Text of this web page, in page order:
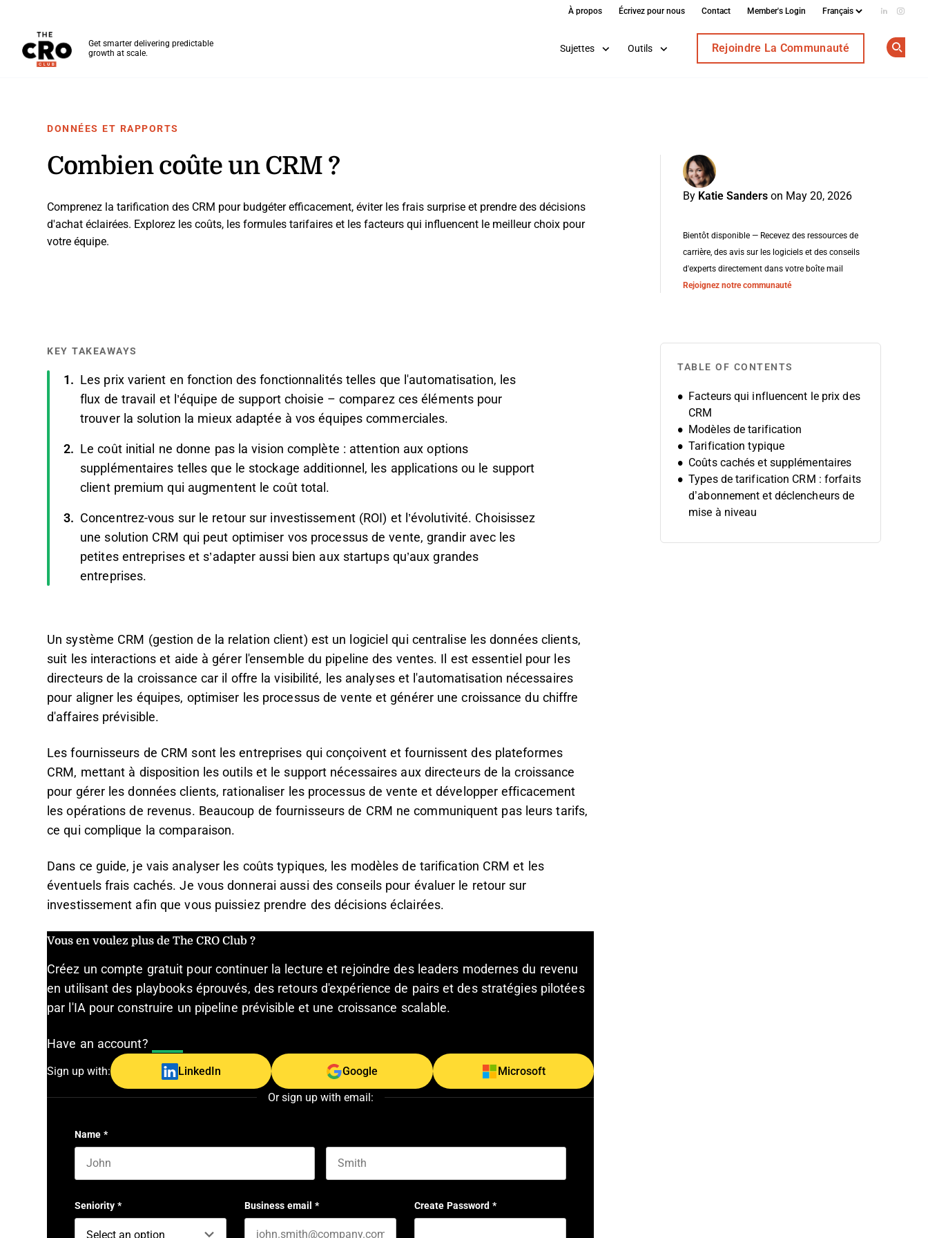
À propos Écrivez pour nous Contact Member's Login Add us
Get smarter delivering predictable
growth at scale.
Sujettes Outils Rejoindre La Communauté
DONNÉES ET RAPPORTS
Combien coûte un CRM ?
By Katie Sanders on May 20, 2026
Bientôt disponible — Recevez des ressources de
carrière, des avis sur les logiciels et des conseils
d'experts directement dans votre boîte mail
Rejoignez notre communauté
Comprenez la tarification des CRM pour budgéter efficacement, éviter les frais surprise et prendre des décisions
d'achat éclairées. Explorez les coûts, les formules tarifaires et les facteurs qui influencent le meilleur choix pour
votre équipe.
KEY TAKEAWAYS
Les prix varient en fonction des fonctionnalités telles que l'automatisation, les
flux de travail et l’équipe de support choisie – comparez ces éléments pour
trouver la solution la mieux adaptée à vos équipes commerciales.
Le coût initial ne donne pas la vision complète : attention aux options
supplémentaires telles que le stockage additionnel, les applications ou le support
client premium qui augmentent le coût total.
Concentrez-vous sur le retour sur investissement (ROI) et l’évolutivité. Choisissez
une solution CRM qui peut optimiser vos processus de vente, grandir avec les
petites entreprises et s’adapter aussi bien aux startups qu’aux grandes
entreprises.
Un système CRM (gestion de la relation client) est un logiciel qui centralise les données clients,
suit les interactions et aide à gérer l'ensemble du pipeline des ventes. Il est essentiel pour les
directeurs de la croissance car il offre la visibilité, les analyses et l'automatisation nécessaires
pour aligner les équipes, optimiser les processus de vente et générer une croissance du chiffre
d'affaires prévisible.
Les fournisseurs de CRM sont les entreprises qui conçoivent et fournissent des plateformes
CRM, mettant à disposition les outils et le support nécessaires aux directeurs de la croissance
pour gérer les données clients, rationaliser les processus de vente et développer efficacement
les opérations de revenus. Beaucoup de fournisseurs de CRM ne communiquent pas leurs tarifs,
ce qui complique la comparaison.
Dans ce guide, je vais analyser les coûts typiques, les modèles de tarification CRM et les
éventuels frais cachés. Je vous donnerai aussi des conseils pour évaluer le retour sur
investissement afin que vous puissiez prendre des décisions éclairées.
Vous en voulez plus de The CRO Club ?
Créez un compte gratuit pour continuer la lecture et rejoindre des leaders modernes du revenu
en utilisant des playbooks éprouvés, des retours d'expérience de pairs et des stratégies pilotées
par l'IA pour construire un pipeline prévisible et une croissance scalable.
Have an account?
Sign up with: LinkedIn Google Microsoft
Or sign up with email:
Name *
Seniority * Business email * Create Password *
TABLE OF CONTENTS
Facteurs qui influencent le prix des
CRM
Modèles de tarification
Tarification typique
Coûts cachés et supplémentaires
Types de tarification CRM : forfaits
d’abonnement et déclencheurs de
mise à niveau
investissement dans la tarification